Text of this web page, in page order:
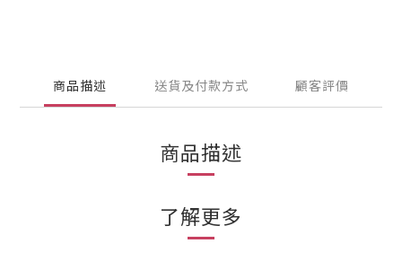
商品描述 送貨及付款方式 顧客評價
商品描述
了解更多